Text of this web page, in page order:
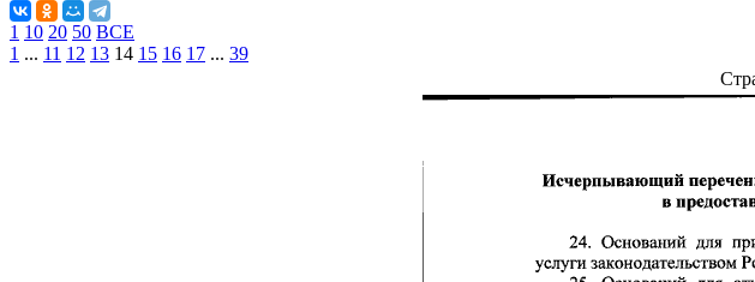
1 10 20 50 ВСЕ
1 ... 11 12 13 14 15 16 17 ... 39